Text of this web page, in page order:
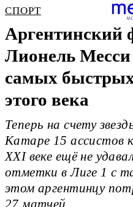
СПОРТ
Аргентинский
Лионель Месси
самых
этого века
Теперь на счету
Катаре 15 ассистов
XXI веке ещё не
отметки в Лиге 1 с
этом аргентинцу
27 матчей